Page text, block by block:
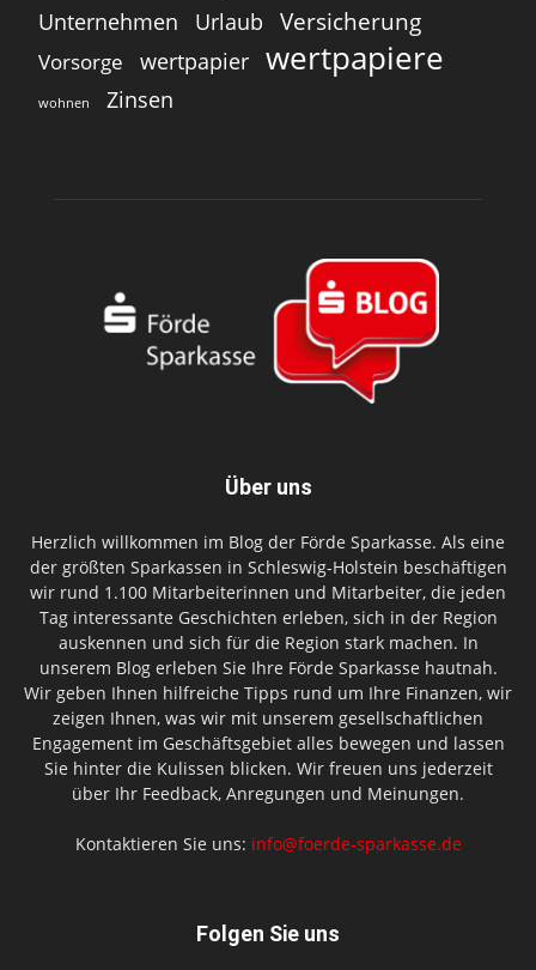
Unternehmen Urlaub Versicherung
Vorsorge wertpapier wertpapiere
wohnen Zinsen
Über uns
Herzlich willkommen im Blog der Förde Sparkasse. Als eine
der größten Sparkassen in Schleswig-Holstein beschäftigen
wir rund 1.100 Mitarbeiterinnen und Mitarbeiter, die jeden
Tag interessante Geschichten erleben, sich in der Region
auskennen und sich für die Region stark machen. In
unserem Blog erleben Sie Ihre Förde Sparkasse hautnah.
Wir geben Ihnen hilfreiche Tipps rund um Ihre Finanzen, wir
zeigen Ihnen, was wir mit unserem gesellschaftlichen
Engagement im Geschäftsgebiet alles bewegen und lassen
Sie hinter die Kulissen blicken. Wir freuen uns jederzeit
über Ihr Feedback, Anregungen und Meinungen.
Kontaktieren Sie uns: info@foerde-sparkasse.de
Folgen Sie uns